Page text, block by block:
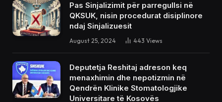
Pas Sinjalizimit për parregullsi në
QKSUK, nisin procedurat disiplinore
ndaj Sinjalizuesit
August 25, 2024 443 Views
Deputetja Reshitaj adreson keq
menaxhimin dhe nepotizmin në
Qendrën Klinike Stomatologjike
Universitare të Kosovës